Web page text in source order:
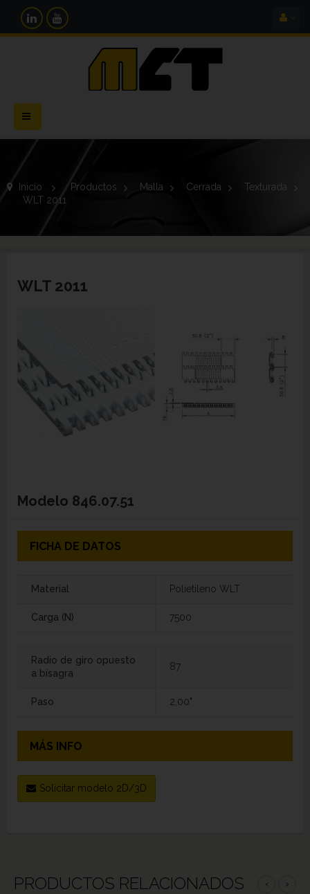
Navegación
Toggle
Inicio > Productos > Malla > Cerrada >
Texturada
WLT 2011
WLT 2011
Modelo 846.07.51
FICHA DE DATOS
Material Polietileno WLT
Carga (N) 7500
Radio de giro opuesto
a bisagra
87
Paso 2,00"
MÁS INFO
Solicitar modelo 2D/3D
PRODUCTOS RELACIONADOS ‹ ›